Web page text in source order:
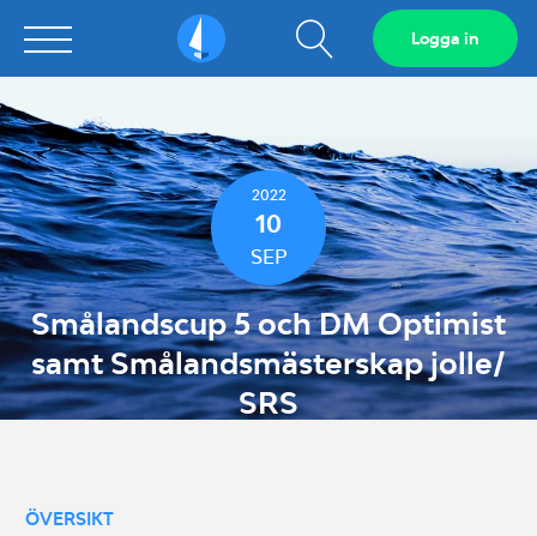
Sailarena Visa
sökfält
Logga in
2022
10
SEP
Smålandscup 5 och DM Optimist
samt Smålandsmästerskap jolle/
SRS
ÖVERSIKT